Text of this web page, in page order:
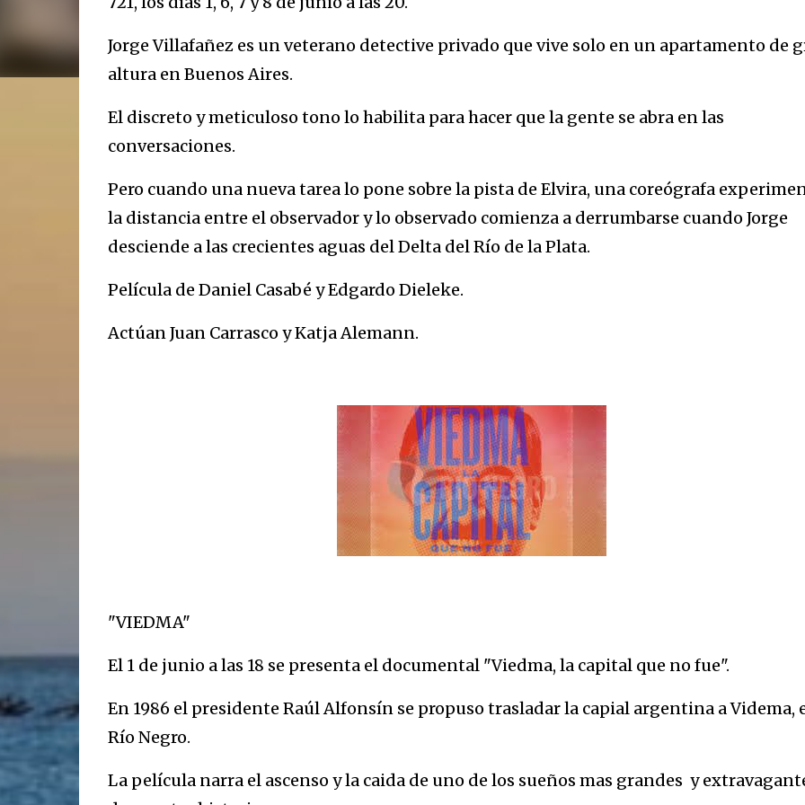
Jorge Villafañez es un veterano detective privado que vive solo en un apartamento de
altura en Buenos Aires.
El discreto y meticuloso tono lo habilita para hacer que la gente se abra en las
conversaciones.
Pero cuando una nueva tarea lo pone sobre la pista de Elvira, una coreógrafa
la distancia entre el observador y lo observado comienza a derrumbarse cuando Jorge
desciende a las crecientes aguas del Delta del Río de la Plata.
Película de Daniel Casabé y Edgardo Dieleke.
Actúan Juan Carrasco y Katja Alemann.
"VIEDMA"
El 1 de junio a las 18 se presenta el documental "Viedma, la capital que no fue".
En 1986 el presidente Raúl Alfonsín se propuso trasladar la capial argentina a Videma,
Río Negro.
La película narra el ascenso y la caida de uno de los sueños mas grandes y